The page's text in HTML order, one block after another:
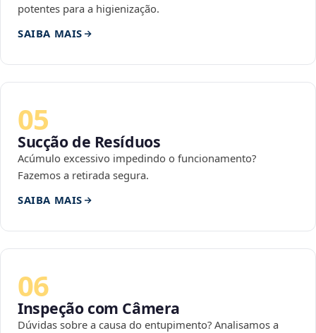
potentes para a higienização.
SAIBA MAIS
05
Sucção de Resíduos
Acúmulo excessivo impedindo o funcionamento?
Fazemos a retirada segura.
SAIBA MAIS
06
Inspeção com Câmera
Dúvidas sobre a causa do entupimento? Analisamos a